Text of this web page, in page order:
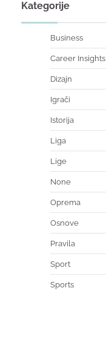
Kategorije
Business
Career Insights
Dizajn
Igrači
Istorija
Liga
Lige
None
Oprema
Osnove
Pravila
Sport
Sports